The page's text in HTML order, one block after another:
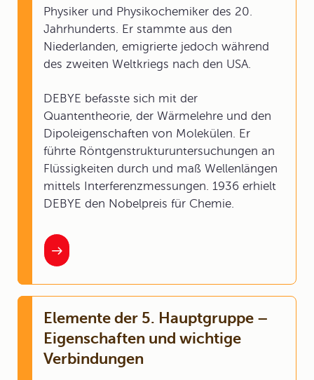
Physiker und Physikochemiker des 20.
Jahrhunderts. Er stammte aus den
Niederlanden, emigrierte jedoch während
des zweiten Weltkriegs nach den USA.
DEBYE befasste sich mit der
Quantentheorie, der Wärmelehre und den
Dipoleigenschaften von Molekülen. Er
führte Röntgenstrukturuntersuchungen an
Flüssigkeiten durch und maß Wellenlängen
mittels Interferenzmessungen. 1936 erhielt
DEBYE den Nobelpreis für Chemie.
Elemente der 5. Hauptgruppe –
Eigenschaften und wichtige
Verbindungen